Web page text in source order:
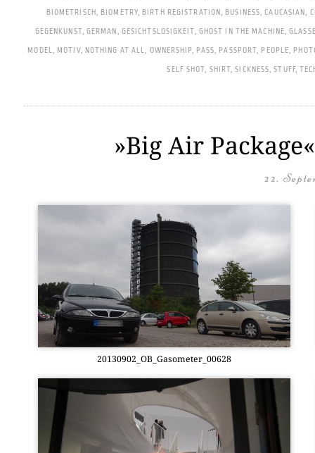
BIOMETRISCH, BIOMETRY, BIRTH REGISTRATION, BUSINESS,CAUCASIAN,
GEGENKUNST, GERMAN , GESICHTSLOSIGKEIT, GHOST IN THE MACHINE,
MODEL, MOTIV, NOTHING AT ALL, OWNERSHIP, PASS, PASSPORT, PEOPLE,
SELF SHOT, SHIRT,SICKNESS,STUFF,
»Big Air
22.
20130902_OB_Gasometer_00628